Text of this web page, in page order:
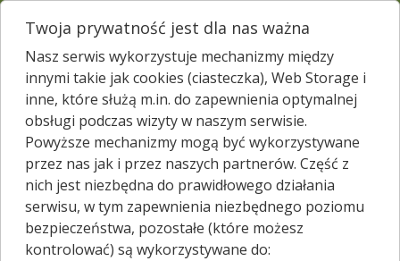
Wpisz nazwę leku
leków w11 122aptekach
Apteki w Praszce
Sprawdź, które apteki w Praszce posiadają Twój
lek i zarezerwuj go już teraz!
Wpisz nazwę leku
Twoja prywatność jest dla nas ważna
Nasz serwis wykorzystuje mechanizmy między
innymi takie jak cookies (ciasteczka), Web Storage i
inne, które służą m.in. do zapewnienia optymalnej
obsługi podczas wizyty w naszym serwisie.
Powyższe mechanizmy mogą być wykorzystywane
przez nas jak i przez naszych partnerów. Część z
nich jest niezbędna do prawidłowego działania
serwisu, w tym zapewnienia niezbędnego poziomu
bezpieczeństwa, pozostałe (które możesz
kontrolować) są wykorzystywane do: